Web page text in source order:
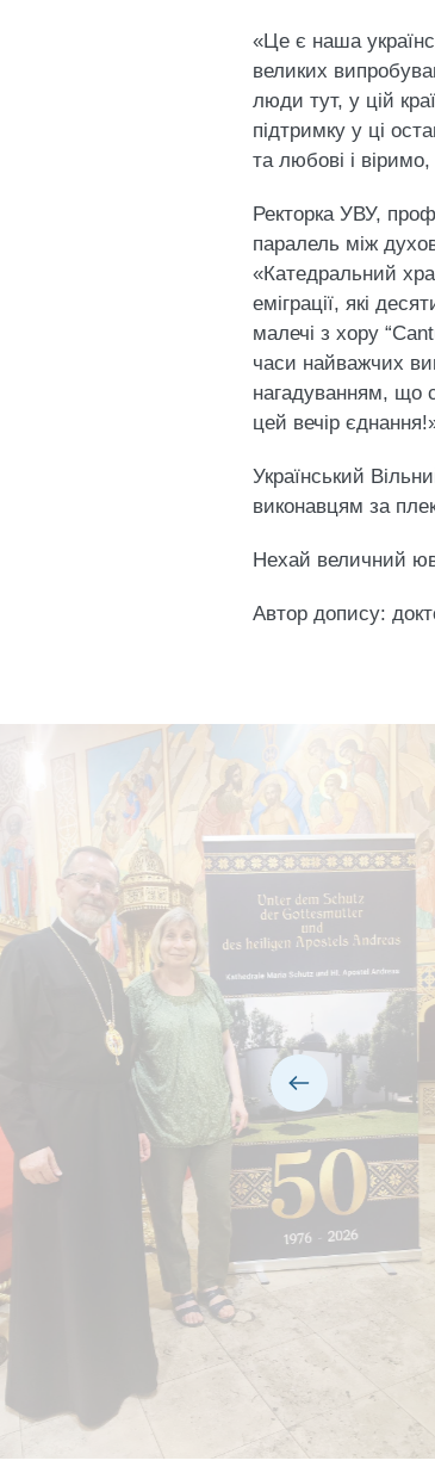
​«Це є наша
великих
люди тут, у цій
підтримку у ці
та любові і
​Ректорка УВУ,
паралель між
​«Катедральний
еміграції, які
малечі з хору
часи найважчих
нагадуванням, що
цей вечір
Український
виконавцям за
​Нехай величний
Автор допису: